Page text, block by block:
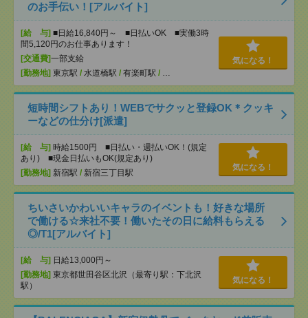
のお手伝い！[アルバイト]
[給 与] ■日給16,840円～ ■日払いOK ■実働3時
間5,120円のお仕事あります！
[交通費]一部支給
[勤務地] 東京駅 / 水道橋駅 / 有楽町駅 / …
気になる！
短時間シフトあり！WEBでサクッと登録OK＊クッキ
ーなどの仕分け[派遣]
[給 与] 時給1500円 ■日払い・週払いOK！(規定
あり) ■現金日払いもOK(規定あり)
[勤務地] 新宿駅 / 新宿三丁目駅
気になる！
ちいさいかわいいキャラのイベントも！好きな場所
で働ける☆来社不要！働いたその日に給料もらえる
◎/T1[アルバイト]
[給 与] 日給13,000円～
[勤務地] 東京都世田谷区北沢（最寄り駅：下北沢
駅）
気になる！